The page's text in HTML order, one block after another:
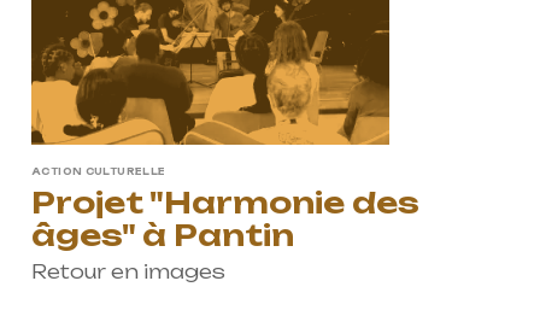
ACTION CULTURELLE
Projet "Harmonie des
âges" à Pantin
Retour en images